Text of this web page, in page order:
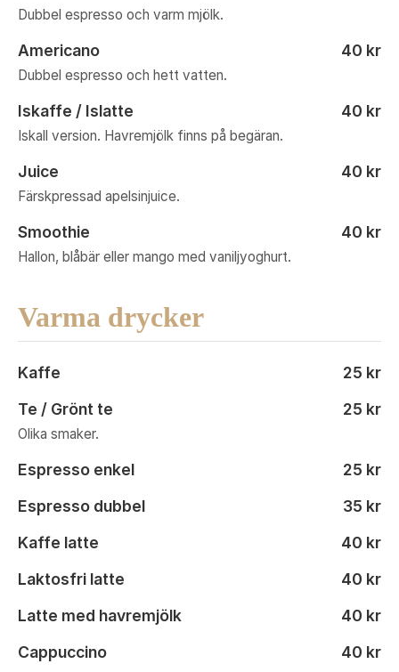
Dubbel espresso och varm mjölk.
Americano 40 kr
Dubbel espresso och hett vatten.
Iskaffe / Islatte 40 kr
Iskall version. Havremjölk finns på begäran.
Juice 40 kr
Färskpressad apelsinjuice.
Smoothie 40 kr
Hallon, blåbär eller mango med vaniljyoghurt.
Varma drycker
Kaffe
25 kr
Te / Grönt te
25 kr
Olika smaker.
Espresso enkel
25 kr
Espresso dubbel
35 kr
Kaffe latte
40 kr
Laktosfri latte
40 kr
Latte med havremjölk
40 kr
Cappuccino
40 kr